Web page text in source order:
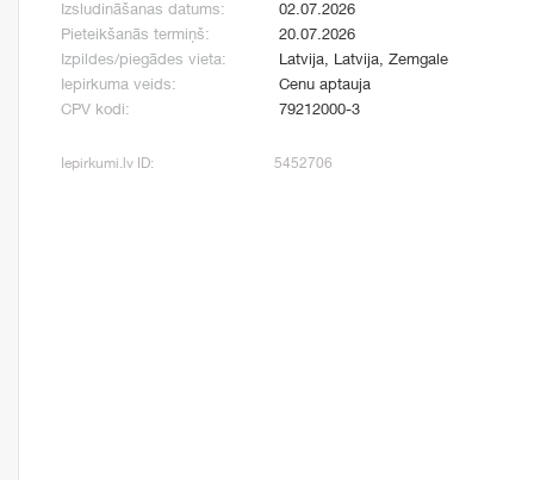
Izsludināšanas datums:
02.07.2026
Pieteikšanās termiņš:
20.07.2026
Izpildes/piegādes vieta:
Latvija, Latvija, Zemgale
Iepirkuma veids:
Cenu aptauja
CPV kodi:
79212000-3
Iepirkumi.lv ID: 5452706